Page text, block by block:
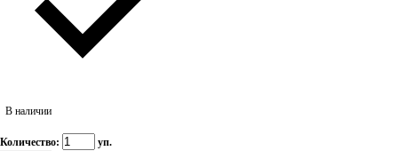
В наличии
Количество: уп.